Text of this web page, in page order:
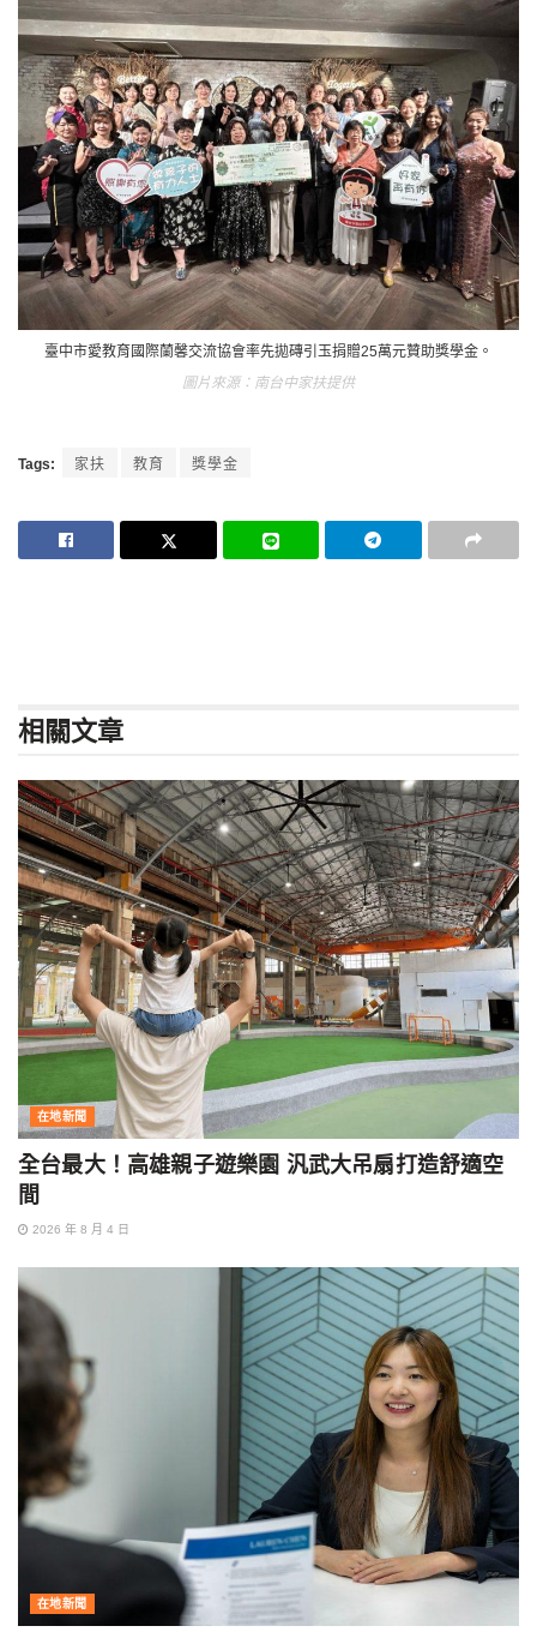
臺中市愛教育國際蘭馨交流協會率先拋磚引玉捐贈25萬元贊助獎學金。
南台中家扶提供
Tags: 家扶 教育 獎學金
相關文章
在地新聞
全台最大！高雄親子遊樂園 汎武大吊扇打造舒適空
間
2026 年 8 月 4 日
在地新聞